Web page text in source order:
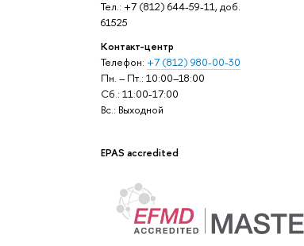
Тел.: +7 (812) 644-59-11, доб.
61525
Контакт-центр
Телефон: +7 (812) 980-00-30
Пн. – Пт.: 10:00–18:00
Сб.: 11:00-17:00
Вс.: Выходной
EPAS accredited